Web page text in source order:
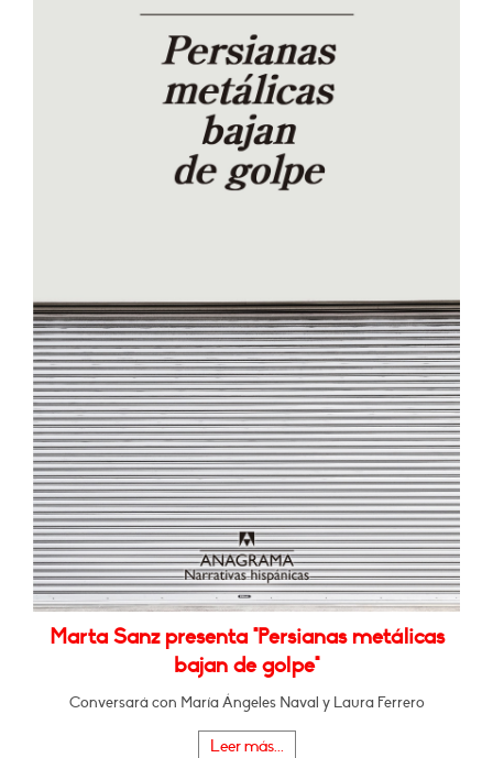
Marta Sanz presenta "Persianas metálicas
bajan de golpe"
Conversará con María Ángeles Naval y Laura Ferrero
Leer más...